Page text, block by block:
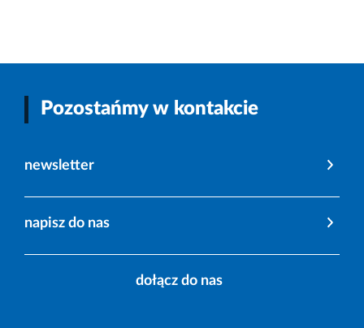
Pozostańmy w kontakcie
newsletter
napisz do nas
dołącz do nas